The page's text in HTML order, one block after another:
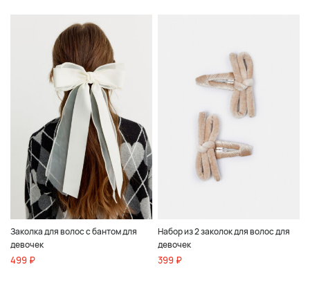
Заколка для волос с бантом для
девочек
499 ₽
Набор из 2 заколок для волос для
девочек
399 ₽